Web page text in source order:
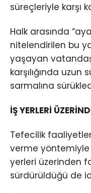
süreçleriyle karşı
Halk arasında
nitelendirilen bu
yaşayan
karşılığında
sarmalına
İŞ YERLERİ
Tefecilik
verme yöntemiyle
yerleri üzerinden
sürdürüldüğü de